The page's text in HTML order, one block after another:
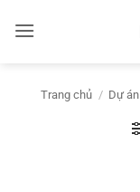
qua
Trang chủ / Dự án